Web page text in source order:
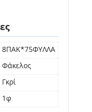
8ΠΑΚ*75ΦΥΛΛΑ
Φάκελος
Γκρί
1φ